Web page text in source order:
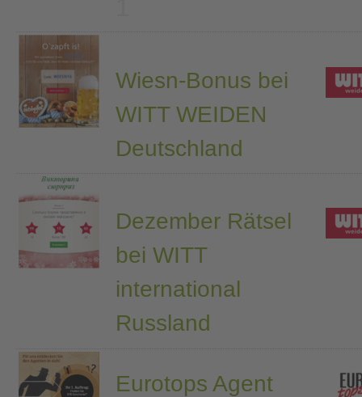
Wiesn-Bonus bei
WITT WEIDEN
Deutschland
Dezember Rätsel
bei WITT
international
Russland
Eurotops Agent